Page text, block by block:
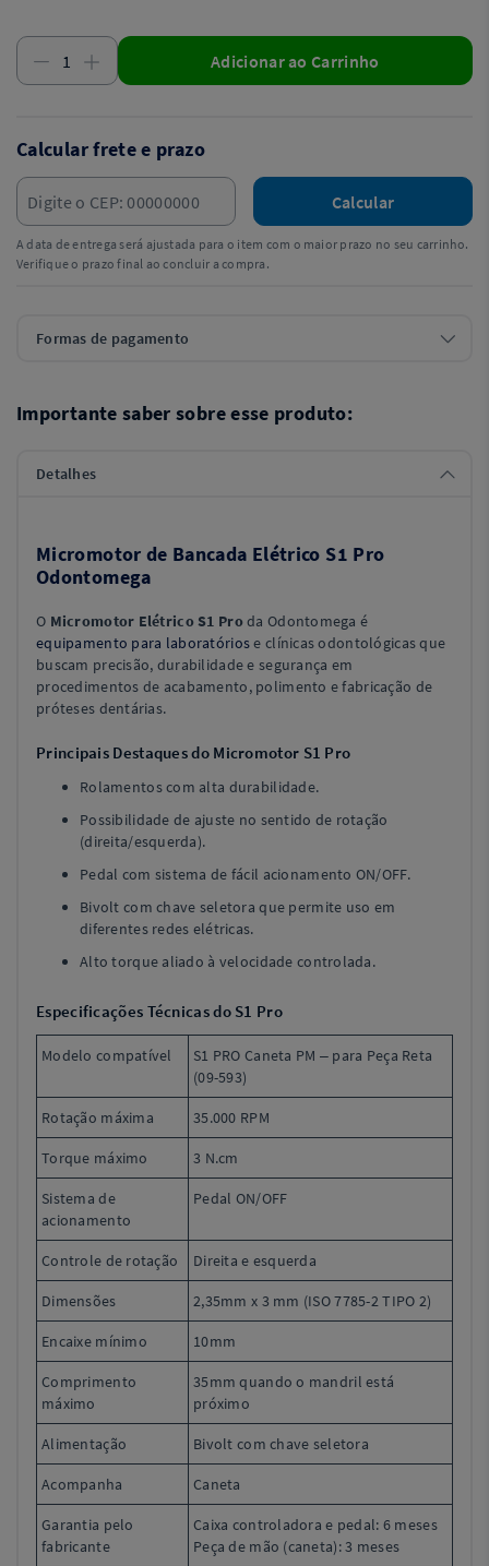
Adicionar ao Carrinho
Calcular frete e prazo
Calcular
A data de entrega será ajustada para o item com o maior prazo no seu carrinho.
Verifique o prazo final ao concluir a compra.
Formas de pagamento
Importante saber sobre esse produto:
Detalhes
Micromotor de Bancada Elétrico S1 Pro
Odontomega
O Micromotor Elétrico S1 Proda Odontomega é
equipamento para laboratóriose clínicas odontológicas que
buscam precisão, durabilidade e segurança em
procedimentos de acabamento, polimento e fabricação de
próteses dentárias.
Principais Destaques do Micromotor S1 Pro
Rolamentos com alta durabilidade.
Possibilidade de ajuste no sentido de rotação
(direita/esquerda).
Pedal com sistema de fácil acionamento ON/OFF.
Bivolt com chave seletora que permite uso em
diferentes redes elétricas.
Alto torque aliado à velocidade controlada.
Especificações Técnicas do S1 Pro
Modelo compatível
S1 PRO Caneta PM – para Peça Reta
(09-593)
Rotação máxima 35.000 RPM
Torque máximo 3 N.cm
Sistema de
acionamento
Pedal ON/OFF
Controle de rotação Direita e esquerda
Dimensões 2,35mm x 3 mm (ISO 7785-2 TIPO 2)
Encaixe mínimo 10mm
Comprimento
máximo
35mm quando o mandril está
próximo
Alimentação Bivolt com chave seletora
Acompanha Caneta
Garantia pelo
fabricante
Caixa controladora e pedal: 6 meses
Peça de mão (caneta): 3 meses